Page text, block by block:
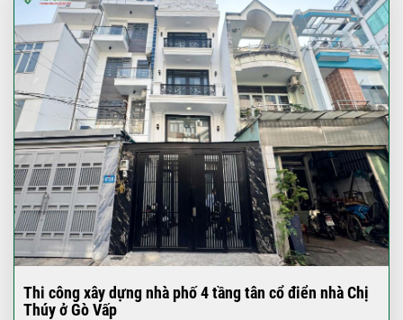
Thi công xây dựng nhà phố 4 tầng tân cổ điển nhà Chị
Thúy ở Gò Vấp